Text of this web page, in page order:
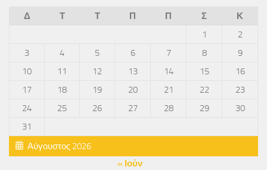
Αύγουστος 2026
Δ Τ Τ Π Π Σ
Κ
1
2
3
4 5 6 7 8
9
10
11 12 13 14 15
16
17
18 19 20 21 22
23
24
25 26 27 28 29
30
31
« Ιούν